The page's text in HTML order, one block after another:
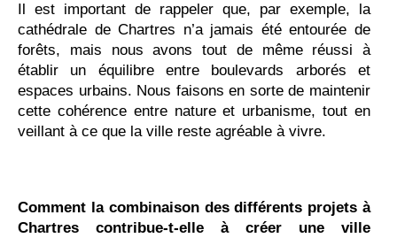
Il est important de rappeler que, par exemple, la
cathédrale de Chartres n’a jamais été entourée de
forêts, mais nous avons tout de même réussi à
établir un équilibre entre boulevards arborés et
espaces urbains. Nous faisons en sorte de maintenir
cette cohérence entre nature et urbanisme, tout en
veillant à ce que la ville reste agréable à vivre.
Comment la combinaison des différents projets à
Chartres contribue-t-elle à créer une ville